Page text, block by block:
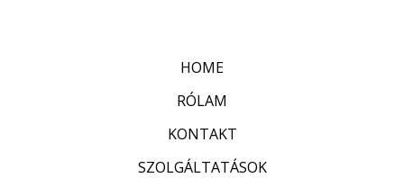
HOME
RÓLAM
KONTAKT
SZOLGÁLTATÁSOK